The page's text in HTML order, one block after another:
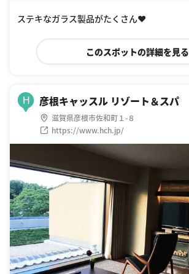
ステキなガラス製品がたくさん❤️
このスポットの詳細を見る
H 彦根キャッスル リゾート＆スパ
滋賀県彦根市佐和町１-８
https://www.hch.jp/